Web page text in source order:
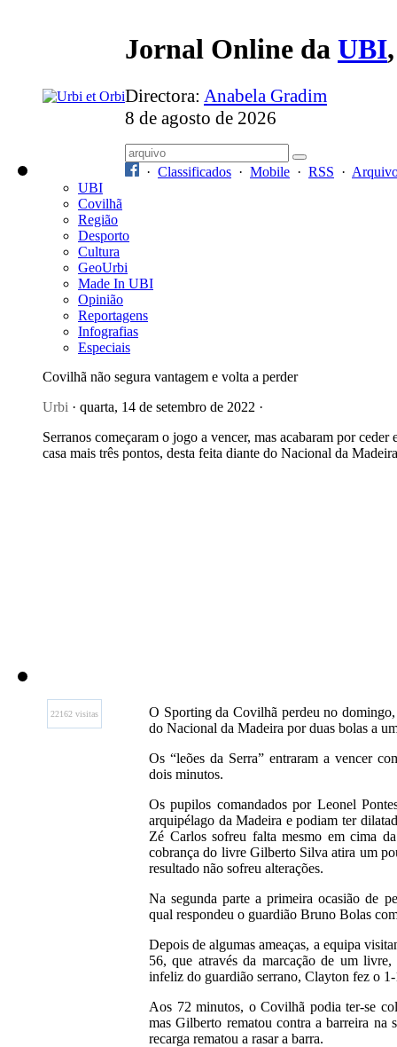
Jornal Online da UBI
Directora: Anabela Gradim
8 de agosto de 2026
· Classificados · Mobile · RSS ·
UBI
Covilhã
Região
Desporto
Cultura
GeoUrbi
Made In UBI
Opinião
Reportagens
Infografias
Especiais
Covilhã não segura vantagem e volta a perder
Urbi · quarta, 14 de setembro de 2022 ·
Serranos começaram o jogo a vencer, mas acabaram por ceder
casa mais três pontos, desta feita diante do Nacional da
22162 visitas
O Sporting da Covilhã perdeu no
do Nacional da Madeira por duas bolas a
Os “leões da Serra” entraram a vencer
dois minutos.
Os pupilos comandados por Leonel
arquipélago da Madeira e podiam ter
Zé Carlos sofreu falta mesmo em cima
cobrança do livre Gilberto Silva atira um
resultado não sofreu alterações.
Na segunda parte a primeira ocasião de
qual respondeu o guardião Bruno Bolas
Depois de algumas ameaças, a equipa
56, que através da marcação de um
infeliz do guardião serrano, Clayton fez o
Aos 72 minutos, o Covilhã podia ter-se
mas Gilberto rematou contra a barreira na
recarga rematou a rasar a barra.